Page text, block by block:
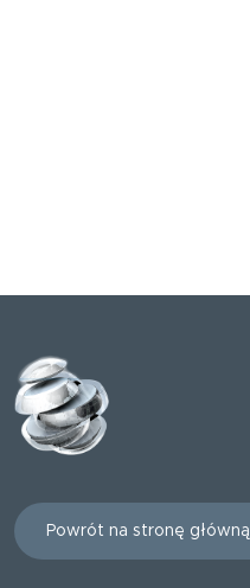
Powrót na stronę główną